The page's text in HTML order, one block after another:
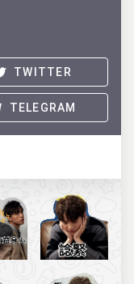
TWITTER
TELEGRAM